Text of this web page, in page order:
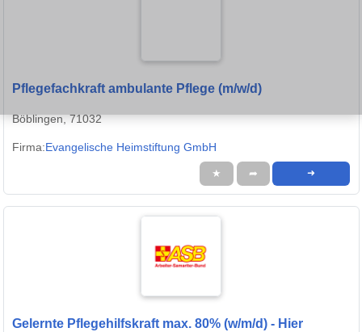
Pflegefachkraft ambulante Pflege (m/w/d)
Böblingen, 71032
Firma:Evangelische Heimstiftung GmbH
★ ➦ ➜
Gelernte Pflegehilfskraft max. 80% (w/m/d) - Hier